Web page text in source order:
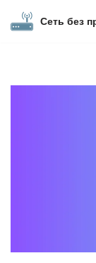
Сеть без